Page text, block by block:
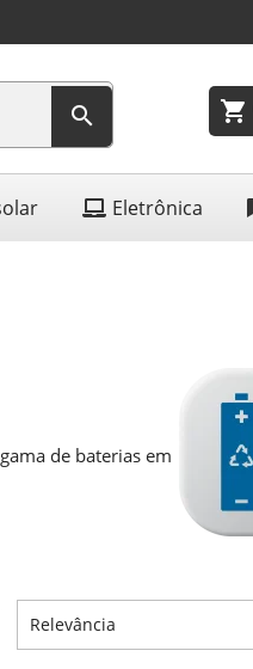
 shopping_cart
Eletrônica
de baterias em
Relevância